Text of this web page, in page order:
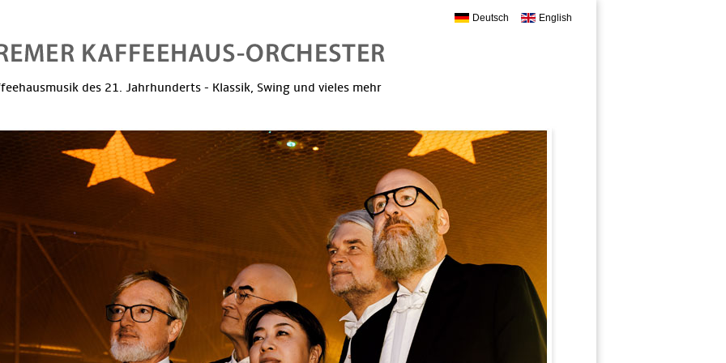
Deutsch English
des 21. Jahrhunderts - Klassik, Swing und vieles mehr